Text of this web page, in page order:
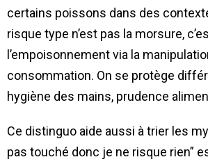
certains poissons dans des
risque type n’est pas la morsure,
l’empoisonnement via la
consommation. On se protège
hygiène des mains, prudence
Ce distinguo aide aussi à trier les
pas touché donc je ne risque rien”